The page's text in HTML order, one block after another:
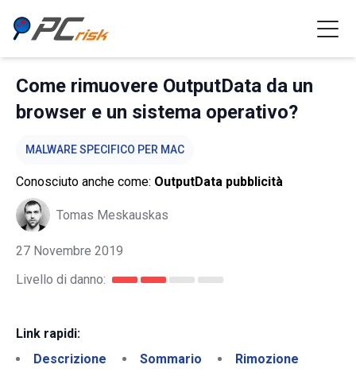
Come rimuovere OutputData da un
browser e un sistema operativo?
MALWARE SPECIFICO PER MAC
Conosciuto anche come: OutputData pubblicità
Tomas Meskauskas
27 Novembre 2019
Livello di danno:
Link rapidi:
Descrizione
Sommario Rimozione